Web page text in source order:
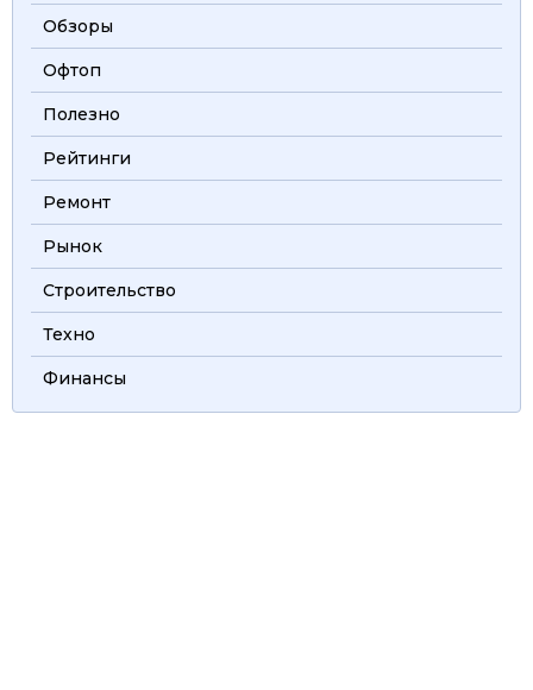
Обзоры
Офтоп
Полезно
Рейтинги
Ремонт
Рынок
Строительство
Техно
Финансы